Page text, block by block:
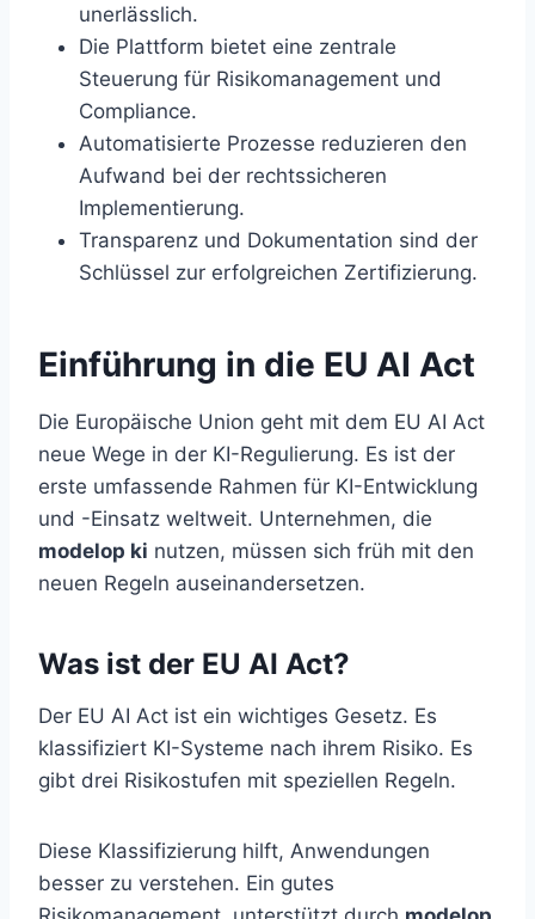
unerlässlich.
Die Plattform bietet eine zentrale
Steuerung für Risikomanagement und
Compliance.
Automatisierte Prozesse reduzieren den
Aufwand bei der rechtssicheren
Implementierung.
Transparenz und Dokumentation sind der
Schlüssel zur erfolgreichen Zertifizierung.
Einführung in die EU AI Act
Die Europäische Union geht mit dem EU AI Act
neue Wege in der KI-Regulierung. Es ist der
erste umfassende Rahmen für KI-Entwicklung
und -Einsatz weltweit. Unternehmen, die
modelop ki nutzen, müssen sich früh mit den
neuen Regeln auseinandersetzen.
Was ist der EU AI Act?
Der EU AI Act ist ein wichtiges Gesetz. Es
klassifiziert KI-Systeme nach ihrem Risiko. Es
gibt drei Risikostufen mit speziellen Regeln.
Diese Klassifizierung hilft, Anwendungen
besser zu verstehen. Ein gutes